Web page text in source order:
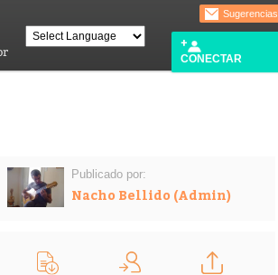
Sugerencias
CONECTAR
Publicado por:
Nacho Bellido (Admin)